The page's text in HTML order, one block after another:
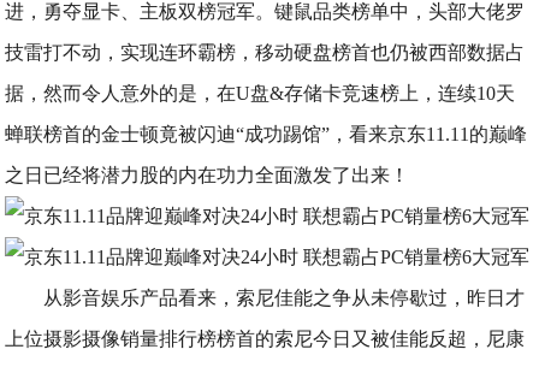
进，勇夺显卡、主板双榜冠军。键鼠品类榜单中，头部大佬罗
技雷打不动，实现连环霸榜，移动硬盘榜首也仍被西部数据占
据，然而令人意外的是，在U盘&存储卡竞速榜上，连续10天
蝉联榜首的金士顿竟被闪迪“成功踢馆”，看来京东11.11的巅峰
之日已经将潜力股的内在功力全面激发了出来！
从影音娱乐产品看来，索尼佳能之争从未停歇过，昨日才
上位摄影摄像销量排行榜榜首的索尼今日又被佳能反超，尼康